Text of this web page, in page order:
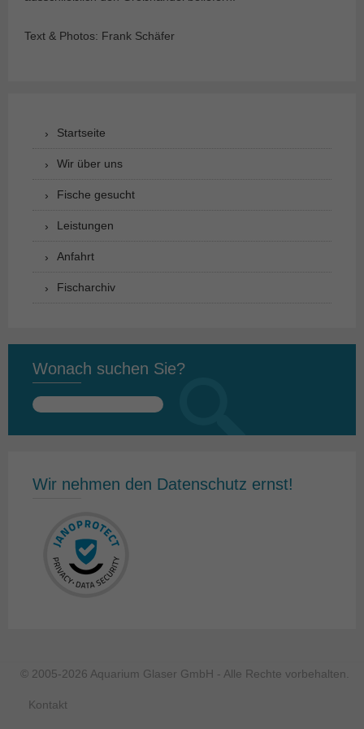
Text & Photos: Frank Schäfer
Startseite
Wir über uns
Fische gesucht
Leistungen
Anfahrt
Fischarchiv
Wonach suchen Sie?
Suchen
Wir nehmen den Datenschutz ernst!
© 2005-2026 Aquarium Glaser GmbH - Alle Rechte vorbehalten.
Kontakt